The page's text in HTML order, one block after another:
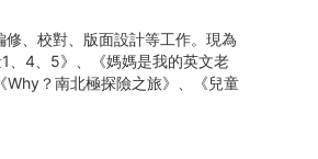
、校對、版面設計等工作。現為
、4、5》、《媽媽是我的英文老
Why？南北極探險之旅》、《兒童